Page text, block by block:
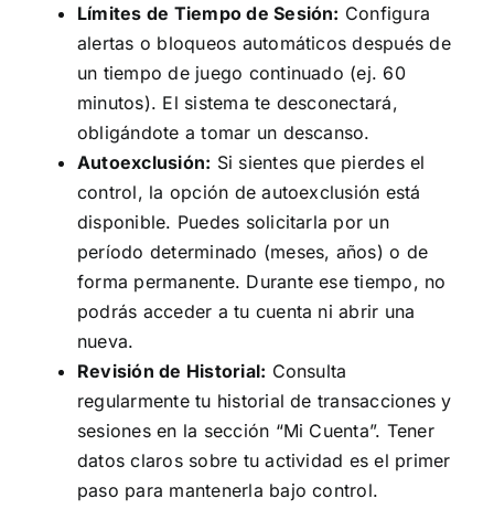
Límites de Tiempo de Sesión: Configura
alertas o bloqueos automáticos después de
un tiempo de juego continuado (ej. 60
minutos). El sistema te desconectará,
obligándote a tomar un descanso.
Autoexclusión: Si sientes que pierdes el
control, la opción de autoexclusión está
disponible. Puedes solicitarla por un
período determinado (meses, años) o de
forma permanente. Durante ese tiempo, no
podrás acceder a tu cuenta ni abrir una
nueva.
Revisión de Historial: Consulta
regularmente tu historial de transacciones y
sesiones en la sección “Mi Cuenta”. Tener
datos claros sobre tu actividad es el primer
paso para mantenerla bajo control.